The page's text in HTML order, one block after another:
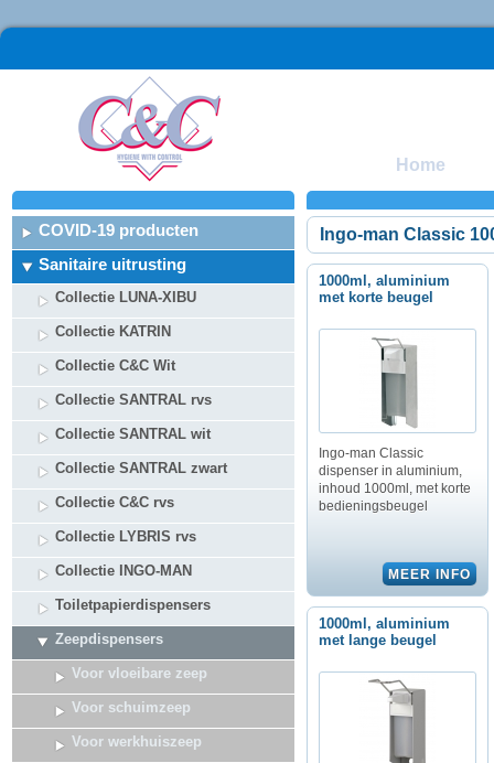
Home
COVID-19 producten
Sanitaire uitrusting
Collectie LUNA-XIBU
Collectie KATRIN
Collectie C&C Wit
Collectie SANTRAL rvs
Collectie SANTRAL wit
Collectie SANTRAL zwart
Collectie C&C rvs
Collectie LYBRIS rvs
Collectie INGO-MAN
Toiletpapierdispensers
Zeepdispensers
Voor vloeibare zeep
Voor schuimzeep
Voor werkhuiszeep
Ingo-man Classic
1000ml, aluminium
met korte beugel
Ingo-man Classic
dispenser in aluminium,
inhoud 1000ml, met korte
bedieningsbeugel
1000ml, aluminium
met lange beugel